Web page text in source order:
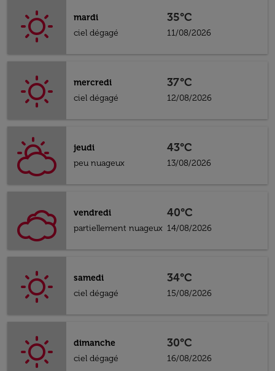
mardi
ciel dégagé
35°C
11/08/2026
mercredi
ciel dégagé
37°C
12/08/2026
jeudi
peu nuageux
43°C
13/08/2026
vendredi
partiellement nuageux
40°C
14/08/2026
samedi
ciel dégagé
34°C
15/08/2026
dimanche
ciel dégagé
30°C
16/08/2026